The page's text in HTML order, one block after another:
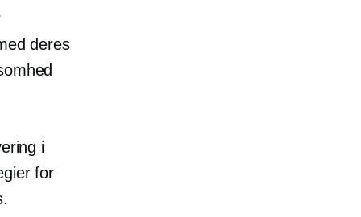
deres
i
for